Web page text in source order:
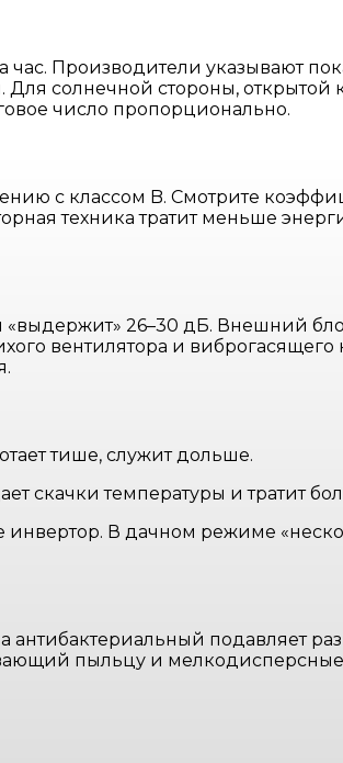
Производители указывают
Для солнечной стороны,
число пропорционально.
с классом B. Смотрите
техника тратит меньше
26–30 дБ. Внешний
вентилятора и
тише, служит дольше.
скачки температуры и тратит
В дачном режиме
антибактериальный подавляет
пыльцу и